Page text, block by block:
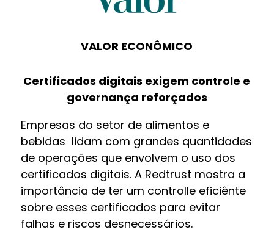
VALOR ECONÔMICO
Certificados digitais exigem controle e
governança reforçados
Empresas do setor de alimentos e
bebidas lidam com grandes quantidades
de operações que envolvem o uso dos
certificados digitais. A Redtrust mostra a
importância de ter um controlle eficiênte
sobre esses certificados para evitar
falhas e riscos desnecessários.